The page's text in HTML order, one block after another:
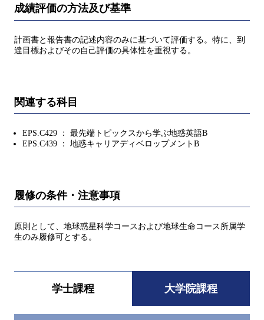
成績評価の方法及び基準
計画書と報告書の記述内容のみに基づいて評価する。特に、到
達目標およびその自己評価の具体性を重視する。
関連する科目
EPS.C429 ： 最先端トピックスから学ぶ地惑英語B
EPS.C439 ： 地惑キャリアディベロップメントB
履修の条件・注意事項
原則として、地球惑星科学コースおよび地球生命コース所属学
生のみ履修可とする。
学士課程 大学院課程